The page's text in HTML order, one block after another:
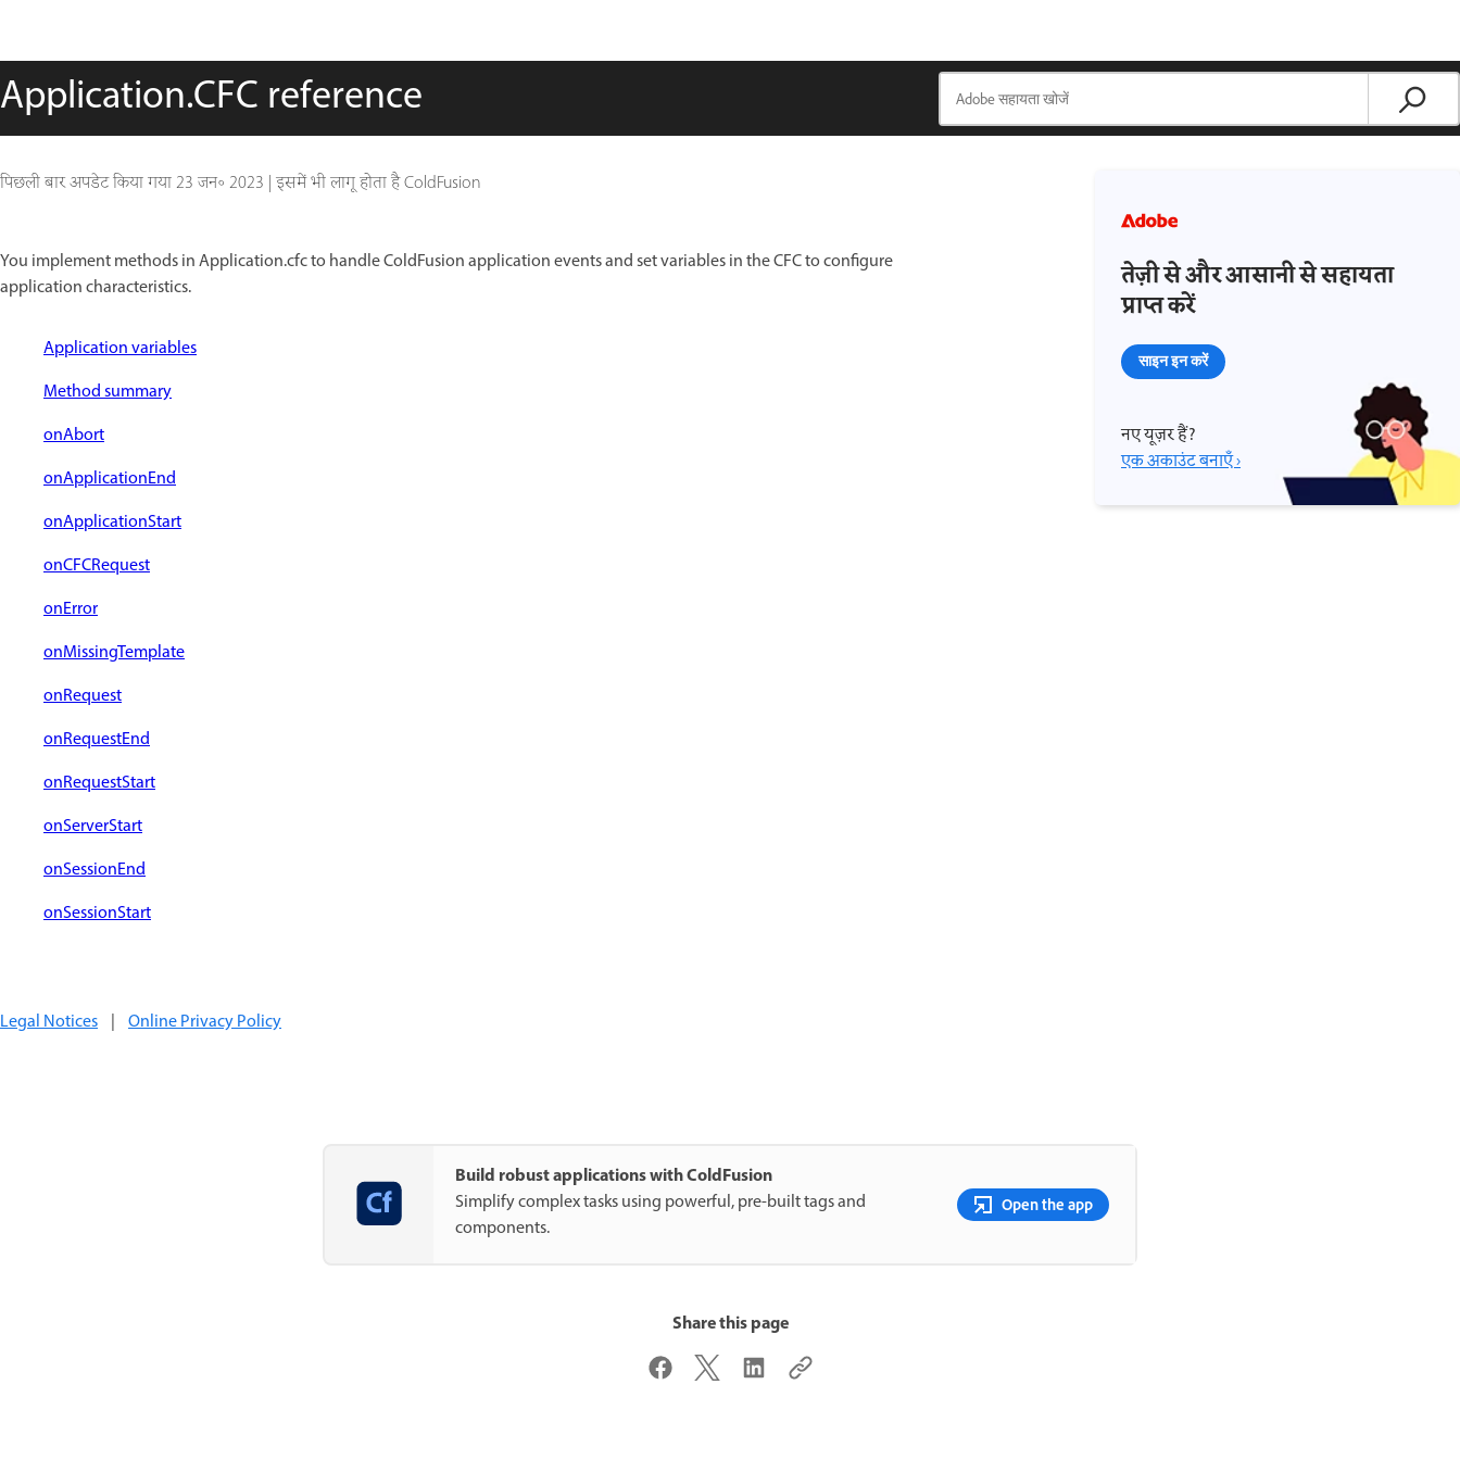
Application.CFC reference
पिछली बार अपडेट किया गया23 जन॰ 2023 | इसमें भी लागू होता है ColdFusion
You implement methods in Application.cfc to handle ColdFusion application events and set variables in the CFC to configure
application characteristics.
Application variables
Method summary
onAbort
onApplicationEnd
onApplicationStart
onCFCRequest
onError
onMissingTemplate
onRequest
onRequestEnd
onRequestStart
onServerStart
onSessionEnd
onSessionStart
तेज़ी से और आसानी से सहायता
प्राप्त करें
साइन इन करें
नए यूज़र हैं?
एक अकाउंट बनाएँ ›
Legal Notices | Online Privacy Policy
Build robust applications with ColdFusion
Simplify complex tasks using powerful, pre-built tags and
components.
Open the app
Share this page